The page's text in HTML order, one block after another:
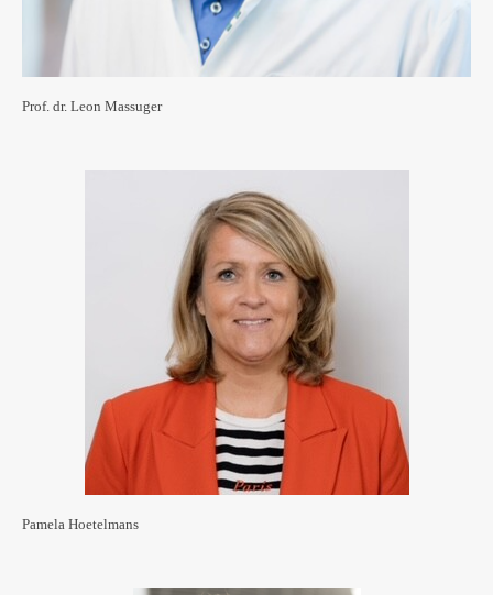
Prof. dr. Leon Massuger
Pamela Hoetelmans